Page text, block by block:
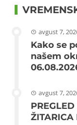
avgust 7,
Kako se
našem
avgust 7,
ŽITARICA